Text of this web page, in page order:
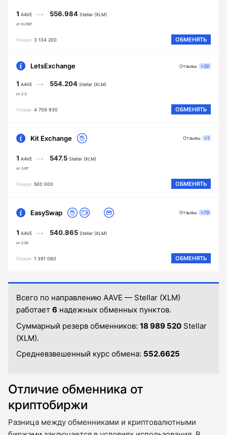
1 AAVE
от 0.2187
556.984 Stellar (XLM)
Резерв 3 134 200 ОБМЕНЯТЬ
LetsExchange
1 AAVE
от 2.3
554.204 Stellar (XLM)
Резерв 4 709 930 ОБМЕНЯТЬ
Отзывы +28
Kit Exchange
1 AAVE
от 3.87
547.5 Stellar (XLM)
Резерв 500 000 ОБМЕНЯТЬ
Отзывы +1
EasySwap
1 AAVE
от 2.02
540.865 Stellar (XLM)
Резерв 1 391 080 ОБМЕНЯТЬ
Отзывы +79
Всего по направлению AAVE — Stellar (XLM)
работает 6 надежных обменных пунктов.
Суммарный резерв обменников: 18 989 520 Stellar
(XLM).
Средневзвешенный курс обмена: 552.6625
Отличие обменника от
криптобиржи
Разница между обменниками и криптовалютными